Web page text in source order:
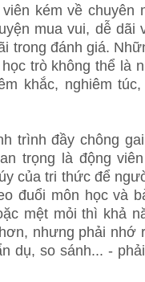
kém về chuyên
mua vui, dễ dãi
trong đánh giá.
trò không thể là
khắc, nghiêm
trình đầy chông
trọng là động
của tri thức để
đuổi môn học và
mệt mỏi thì khả
nhưng phải nhớ
dụ, so sánh... -